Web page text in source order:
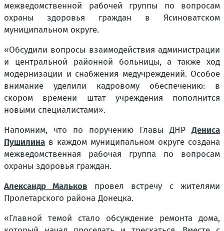
межведомственной рабочей группы по вопросам
охраны здоровья граждан в Ясиноватском
муниципальном округе.
«Обсудили вопросы взаимодействия администрации
и центральной районной больницы, а также ход
модернизации и снабжения медучреждений. Особое
внимание уделили кадровому обеспечению: в
скором времени штат учреждения пополнится
новыми специалистами».
Напомним, что по поручению Главы ДНРДениса
Пушилина в каждом муниципальном округе создана
межведомственная рабочая группа по вопросам
охраны здоровья граждан.
Александр Мальков провел встречу с жителями
Пролетарского района Донецка.
«Главной темой стало обсуждение ремонта дома,